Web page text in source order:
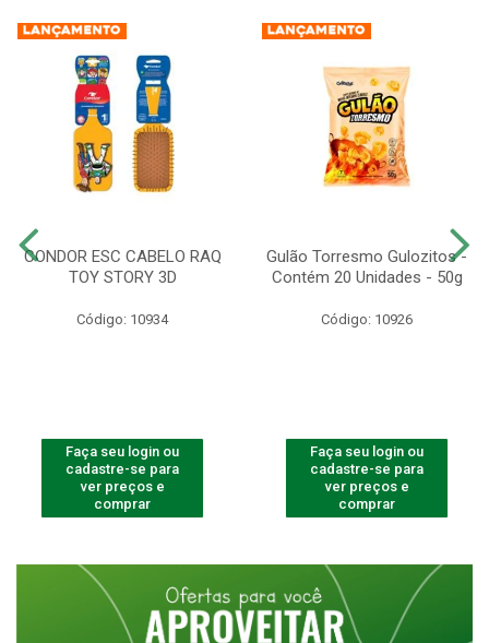
CONDOR ESC CABELO RAQ
TOY STORY 3D
Código: 10934
Faça seu login ou
cadastre-se para
ver preços e
comprar
Gulão Torresmo Gulozitos -
Contém 20 Unidades - 50g
Código: 10926
Faça seu login ou
cadastre-se para
ver preços e
comprar